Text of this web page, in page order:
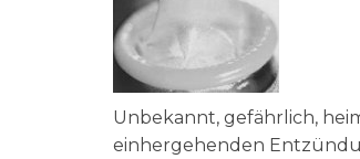
Unbekannt, gefährlich,
einhergehenden